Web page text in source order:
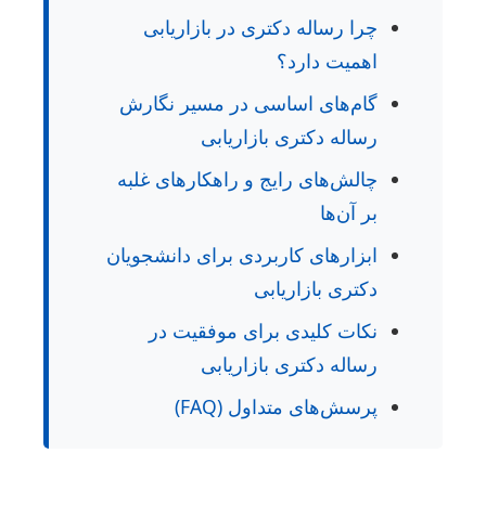
چرا رساله دکتری در بازاریابی
اهمیت دارد؟
گام‌های اساسی در مسیر نگارش
رساله دکتری بازاریابی
چالش‌های رایج و راهکارهای غلبه
بر آن‌ها
ابزارهای کاربردی برای دانشجویان
دکتری بازاریابی
نکات کلیدی برای موفقیت در
رساله دکتری بازاریابی
پرسش‌های متداول (FAQ)